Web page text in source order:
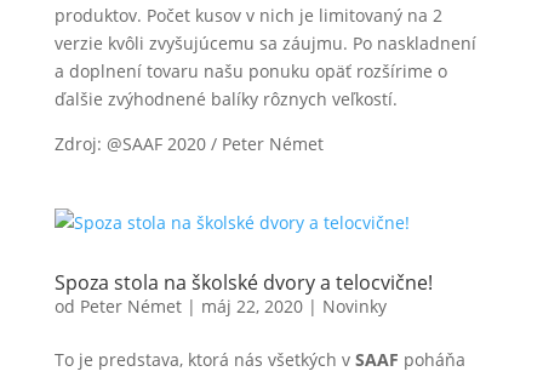
produktov. Počet kusov v nich je limitovaný na 2
verzie kvôli zvyšujúcemu sa záujmu. Po naskladnení
a doplnení tovaru našu ponuku opäť rozšírime o
ďalšie zvýhodnené balíky rôznych veľkostí.
Zdroj: @SAAF 2020 / Peter Német
Spoza stola na školské dvory a telocvične!
od Peter Német| máj 22, 2020| Novinky
To je predstava, ktorá nás všetkých v SAAF poháňa